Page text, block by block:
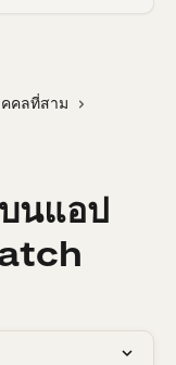
คลที่สาม
นแอป